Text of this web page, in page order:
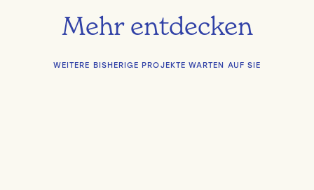
Mehr entdecken
WEITERE BISHERIGE PROJEKTE WARTEN AUF SIE